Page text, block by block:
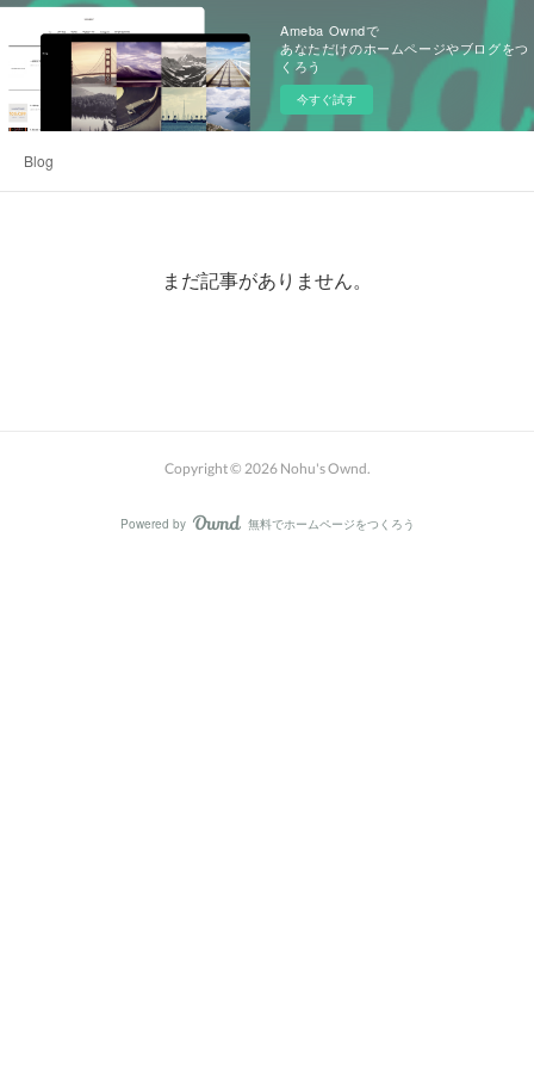
Ameba Owndで
あなただけのホームページやブログをつ
くろう
今すぐ試す
Blog
まだ記事がありません。
Copyright © 2026 Nohu's Ownd.
Powered by AmebaOwnd
無料でホームページをつくろう